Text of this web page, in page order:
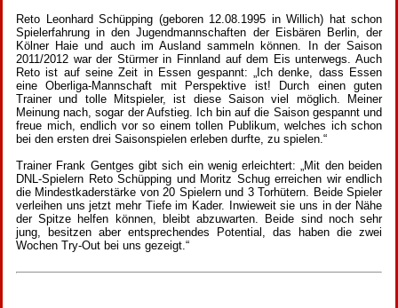
Reto Leonhard Schüpping (geboren 12.08.1995 in Willich) hat schon
Spielerfahrung in den Jugendmannschaften der Eisbären Berlin, der
Kölner Haie und auch im Ausland sammeln können. In der Saison
2011/2012 war der Stürmer in Finnland auf dem Eis unterwegs. Auch
Reto ist auf seine Zeit in Essen gespannt: „Ich denke, dass Essen
eine Oberliga-Mannschaft mit Perspektive ist! Durch einen guten
Trainer und tolle Mitspieler, ist diese Saison viel möglich. Meiner
Meinung nach, sogar der Aufstieg. Ich bin auf die Saison gespannt und
freue mich, endlich vor so einem tollen Publikum, welches ich schon
bei den ersten drei Saisonspielen erleben durfte, zu spielen.“
Trainer Frank Gentges gibt sich ein wenig erleichtert: „Mit den beiden
DNL-Spielern Reto Schüpping und Moritz Schug erreichen wir endlich
die Mindestkaderstärke von 20 Spielern und 3 Torhütern. Beide Spieler
verleihen uns jetzt mehr Tiefe im Kader. Inwieweit sie uns in der Nähe
der Spitze helfen können, bleibt abzuwarten. Beide sind noch sehr
jung, besitzen aber entsprechendes Potential, das haben die zwei
Wochen Try-Out bei uns gezeigt.“